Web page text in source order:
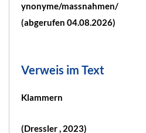
ynonyme/massnahmen/
(abgerufen 04.08.2026)
Verweis im Text
Klammern
(Dressler , 2023)